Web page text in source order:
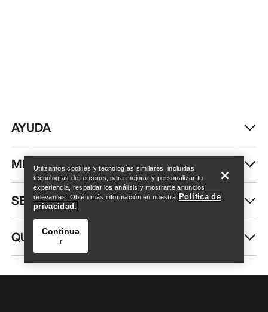
AYUDA
MI CUENTA
SEGUIR COMPRANDO
QUIÉNES SOMOS
Utilizamos cookies y tecnologías similares, incluidas
tecnologías de terceros, para mejorar y personalizar tu
experiencia, respaldar los análisis y mostrarte anuncios
relevantes. Obtén más información en nuestra Política de
privacidad.
Continua
r